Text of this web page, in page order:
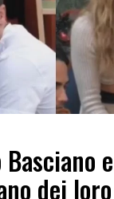
dei